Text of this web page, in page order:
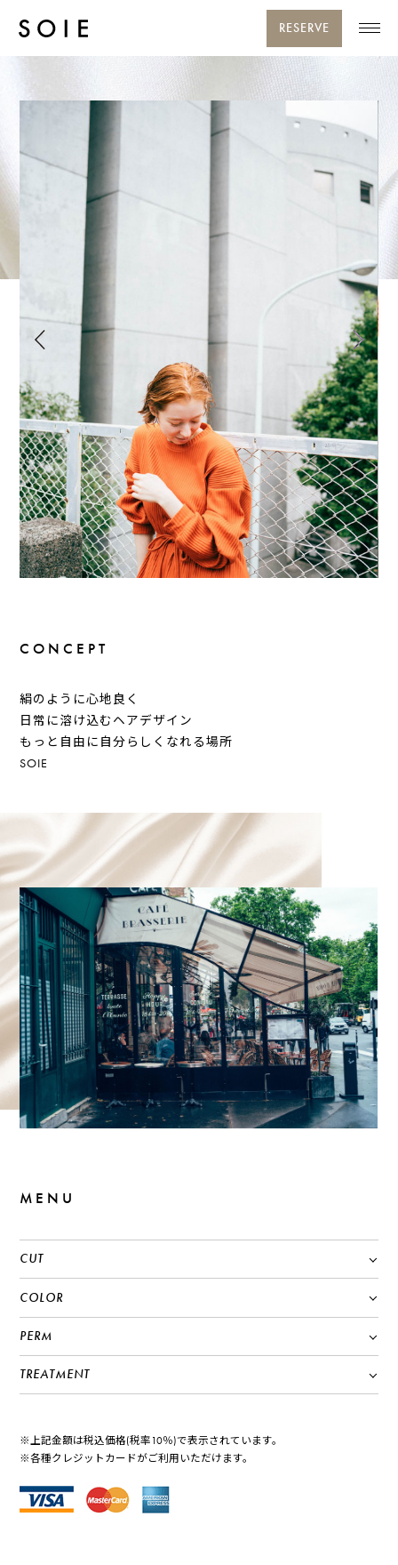
RESERVE
CONCEPT
絹のように心地良く
日常に溶け込むヘアデザイン
もっと自由に自分らしくなれる場所
SOIE
MENU
CUT
COLOR
PERM
TREATMENT
※上記金額は税込価格(税率10％)で表示されています。
※各種クレジットカードがご利用いただけます。